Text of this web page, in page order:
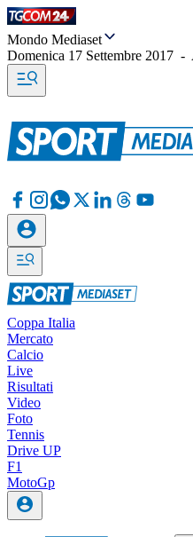
Mondo Mediaset
Domenica 17 Settembre 2017 -
Coppa Italia
Mercato
Calcio
Live
Risultati
Video
Foto
Tennis
Drive UP
F1
MotoGp